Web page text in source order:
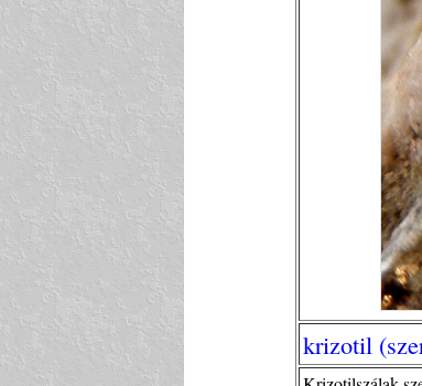
krizotil